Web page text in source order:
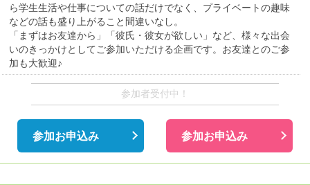
ら学生生活や仕事についての話だけでなく、プライベートの趣味
などの話も盛り上がること間違いなし。
「まずはお友達から」「彼氏・彼女が欲しい」など、様々な出会
いのきっかけとしてご参加いただける企画です。お友達とのご参
加も大歓迎♪
参加者受付中！
参加お申込み 参加お申込み